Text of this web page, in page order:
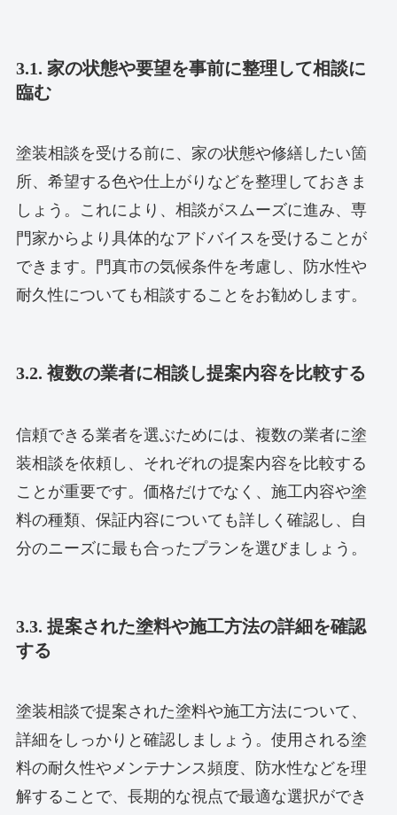
3.1. 家の状態や要望を事前に整理して相談に
臨む
塗装相談を受ける前に、家の状態や修繕したい箇
所、希望する色や仕上がりなどを整理しておきま
しょう。これにより、相談がスムーズに進み、専
門家からより具体的なアドバイスを受けることが
できます。門真市の気候条件を考慮し、防水性や
耐久性についても相談することをお勧めします。
3.2. 複数の業者に相談し提案内容を比較する
信頼できる業者を選ぶためには、複数の業者に塗
装相談を依頼し、それぞれの提案内容を比較する
ことが重要です。価格だけでなく、施工内容や塗
料の種類、保証内容についても詳しく確認し、自
分のニーズに最も合ったプランを選びましょう。
3.3. 提案された塗料や施工方法の詳細を確認
する
塗装相談で提案された塗料や施工方法について、
詳細をしっかりと確認しましょう。使用される塗
料の耐久性やメンテナンス頻度、防水性などを理
解することで、長期的な視点で最適な選択ができ